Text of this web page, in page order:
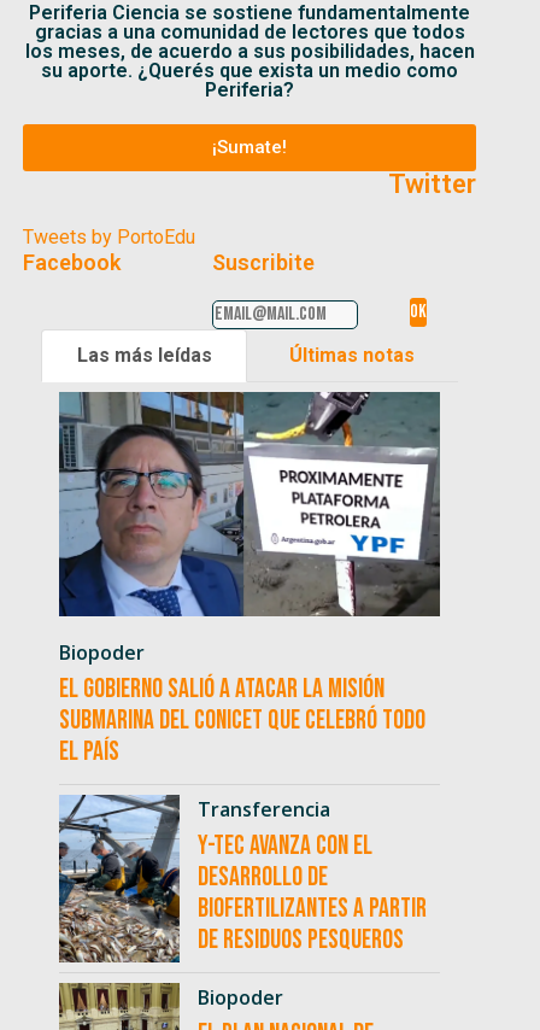
Periferia Ciencia se sostiene fundamentalmente
gracias a una comunidad de lectores que todos
los meses, de acuerdo a sus posibilidades, hacen
su aporte. ¿Querés que exista un medio como
Periferia?
¡Sumate!
Twitter
Tweets by PortoEdu
Facebook Suscribite
Las más leídas Últimas notas
Biopoder
El Gobierno salió a atacar la misión
submarina del CONICET que celebró todo
el país
Transferencia
Y-TEC avanza con el
desarrollo de
biofertilizantes a partir
de residuos pesqueros
Biopoder